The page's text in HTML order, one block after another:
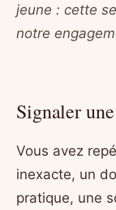
jeune : cette
notre
Signaler
Vous avez
inexacte, un
pratique, une